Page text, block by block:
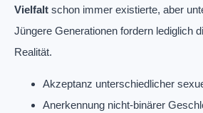
Vielfalt schon immer existierte, aber
Jüngere Generationen fordern lediglich
Realität.
Akzeptanz unterschiedlicher
Anerkennung nicht-binärer